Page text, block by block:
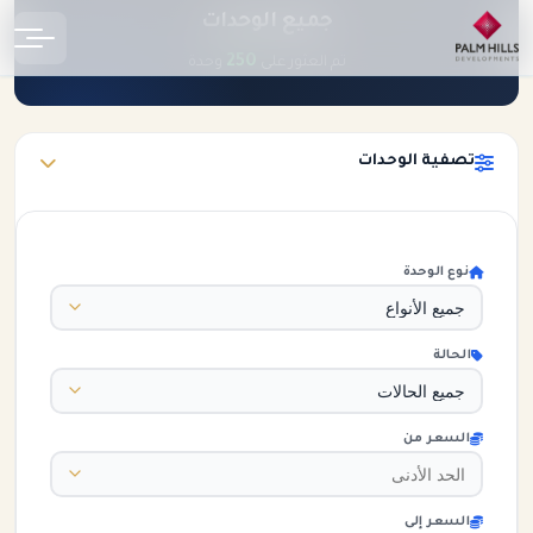
الرئيسية
تصفية الوحدات
نوع الوحدة
الحالة
السعر من
السعر إلى